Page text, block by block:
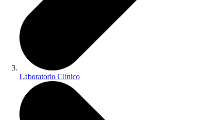
Laboratorio Clinico